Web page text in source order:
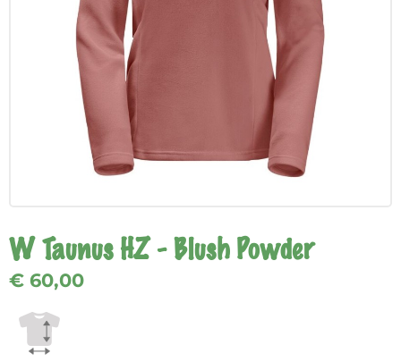
W Taunus HZ - Blush Powder
€ 60,00